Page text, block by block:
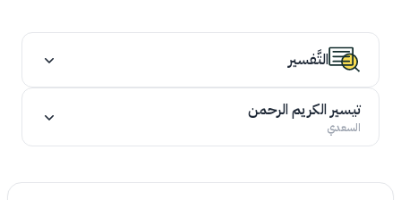
التَّفسير
تيسير الكريم الرحمن
السعدي